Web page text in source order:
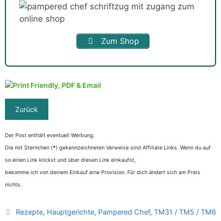
Zum Shop
Der Post enthält eventuell Werbung.
Die mit Sternchen (*) gekennzeichneten Verweise sind Affiliate Links. Wenn du auf
so einen Link klickst und über diesen Link einkaufst,
bekomme ich von deinem Einkauf eine Provision. Für dich ändert sich am Preis
nichts.
Kategorien
Rezepte, Hauptgerichte, Pampered Chef, TM31 / TM5 / TM6